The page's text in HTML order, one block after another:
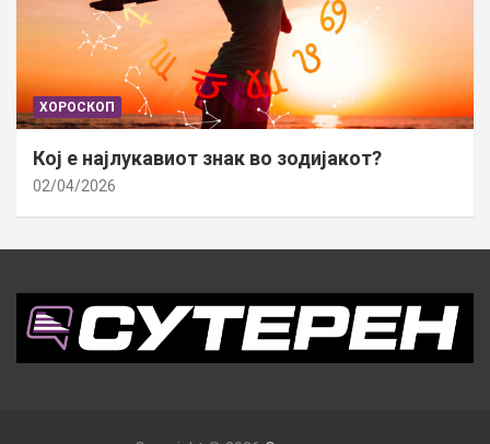
ХОРОСКОП
Кој е најлукавиот знак во зодијакот?
02/04/2026